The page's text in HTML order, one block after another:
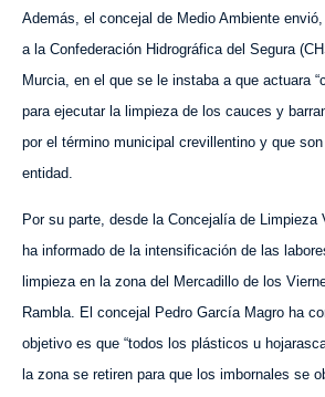
Además, el concejal de Medio Ambiente
a la Confederación Hidrográfica del Segura
Murcia, en el que se le instaba a que actuara
para ejecutar la limpieza de los cauces y
por el término municipal crevillentino y que
entidad.
Por su parte, desde la Concejalía de Limpieza
ha informado de la intensificación de las
limpieza en la zona del Mercadillo de los
Rambla. El concejal Pedro García Magro ha
objetivo es que “todos los plásticos u
la zona se retiren para que los imbornales se